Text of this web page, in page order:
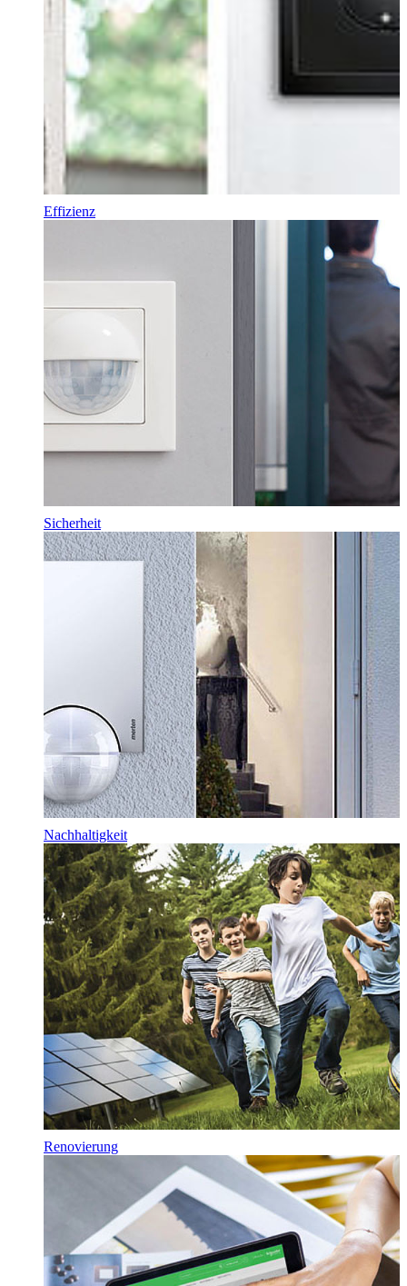
Effizienz
Sicherheit
Nachhaltigkeit
Renovierung